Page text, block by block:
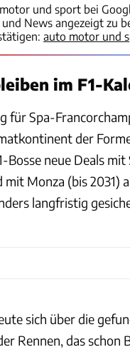
und sport bei
News angezeigt zu
auto motor und
im F1-
für Spa-
der
Bosse neue Deals
mit Monza (bis 2031)
langfristig
sich über die
Rennen, das schon